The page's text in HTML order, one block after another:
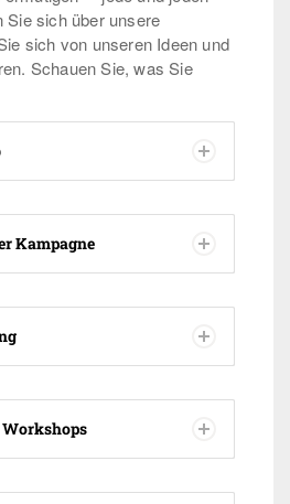
Sie sich über unsere
sich von unseren Ideen und
Schauen Sie, was Sie
Kampagne